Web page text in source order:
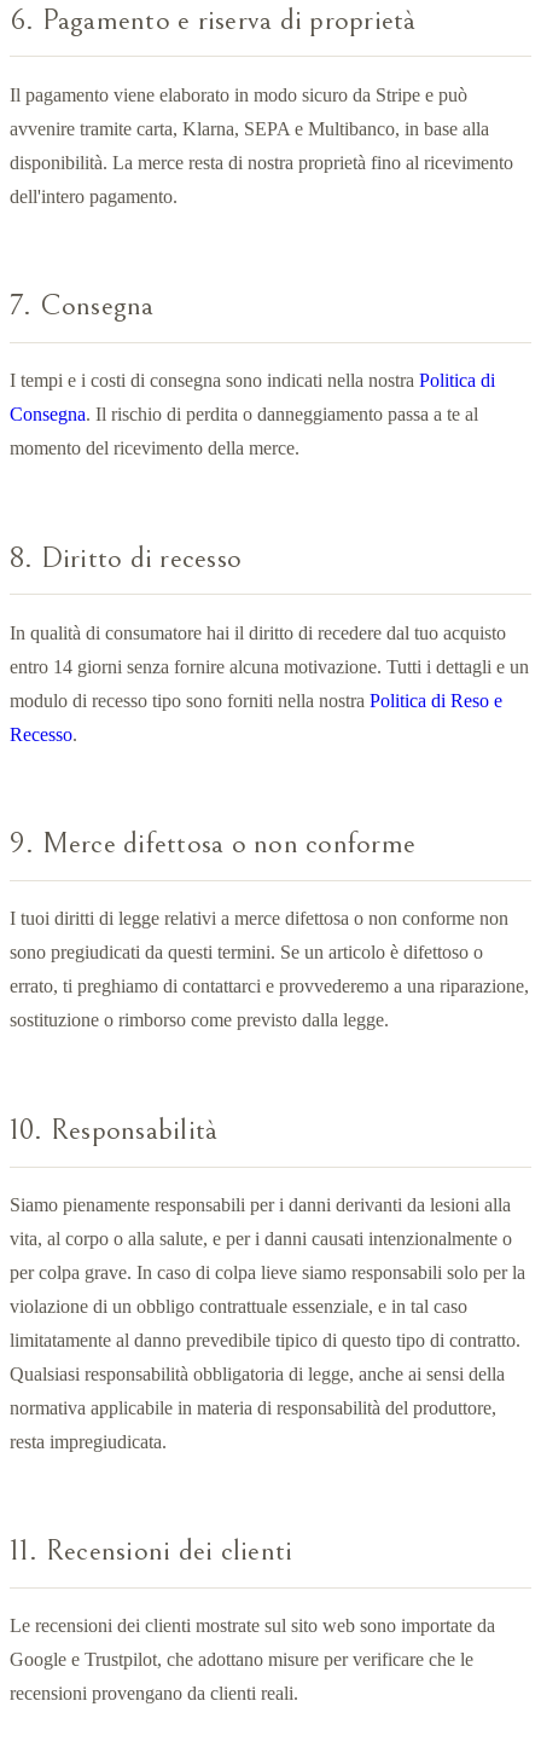
6. Pagamento e riserva di proprietà
Il pagamento viene elaborato in modo sicuro da Stripe e può
avvenire tramite carta, Klarna, SEPA e Multibanco, in base alla
disponibilità. La merce resta di nostra proprietà fino al ricevimento
dell'intero pagamento.
7. Consegna
I tempi e i costi di consegna sono indicati nella nostra Politica di
Consegna. Il rischio di perdita o danneggiamento passa a te al
momento del ricevimento della merce.
8. Diritto di recesso
In qualità di consumatore hai il diritto di recedere dal tuo acquisto
entro 14 giorni senza fornire alcuna motivazione. Tutti i dettagli e un
modulo di recesso tipo sono forniti nella nostra Politica di Reso e
Recesso.
9. Merce difettosa o non conforme
I tuoi diritti di legge relativi a merce difettosa o non conforme non
sono pregiudicati da questi termini. Se un articolo è difettoso o
errato, ti preghiamo di contattarci e provvederemo a una riparazione,
sostituzione o rimborso come previsto dalla legge.
10. Responsabilità
Siamo pienamente responsabili per i danni derivanti da lesioni alla
vita, al corpo o alla salute, e per i danni causati intenzionalmente o
per colpa grave. In caso di colpa lieve siamo responsabili solo per la
violazione di un obbligo contrattuale essenziale, e in tal caso
limitatamente al danno prevedibile tipico di questo tipo di contratto.
Qualsiasi responsabilità obbligatoria di legge, anche ai sensi della
normativa applicabile in materia di responsabilità del produttore,
resta impregiudicata.
11. Recensioni dei clienti
Le recensioni dei clienti mostrate sul sito web sono importate da
Google e Trustpilot, che adottano misure per verificare che le
recensioni provengano da clienti reali.